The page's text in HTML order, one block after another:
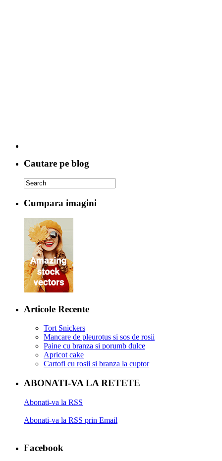
Cautare pe blog
Cumpara imagini
Articole Recente
Tort Snickers
Mancare de pleurotus si sos de rosii
Paine cu branza si porumb dulce
Apricot cake
Cartofi cu rosii si branza la cuptor
ABONATI-VA LA RETETE
Abonati-va la RSS
Abonati-va la RSS prin Email
Facebook